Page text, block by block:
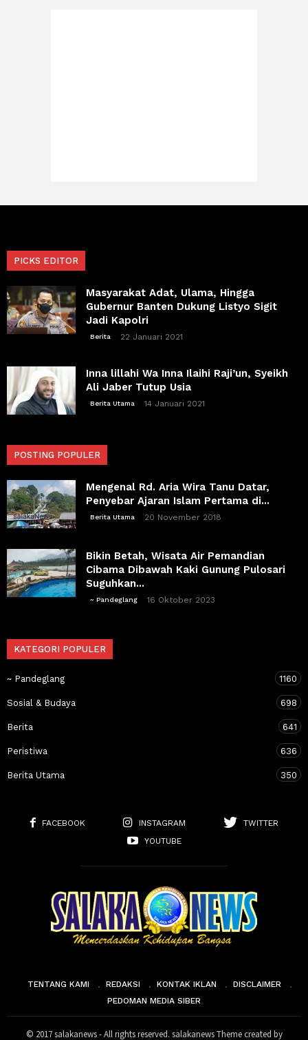
PICKS EDITOR
Masyarakat Adat, Ulama, Hingga
Gubernur Banten Dukung Listyo Sigit
Jadi Kapolri
Berita 22 Januari 2021
Inna lillahi Wa Inna Ilaihi Raji’un, Syeikh
Ali Jaber Tutup Usia
Berita Utama 14 Januari 2021
POSTING POPULER
Mengenal Rd. Aria Wira Tanu Datar,
Penyebar Ajaran Islam Pertama di...
Berita Utama 20 November 2018
Bikin Betah, Wisata Air Pemandian
Cibama Dibawah Kaki Gunung Pulosari
Suguhkan...
~ Pandeglang 16 Oktober 2023
KATEGORI POPULER
~ Pandeglang 1160
Sosial & Budaya 698
Berita 641
Peristiwa 636
Berita Utama 350
FACEBOOK INSTAGRAM
TWITTER
YOUTUBE
TENTANG KAMI REDAKSI KONTAK IKLAN
DISCLAIMER
PEDOMAN MEDIA SIBER
© 2017 salakanews - All rights reserved. salakanews Theme created by